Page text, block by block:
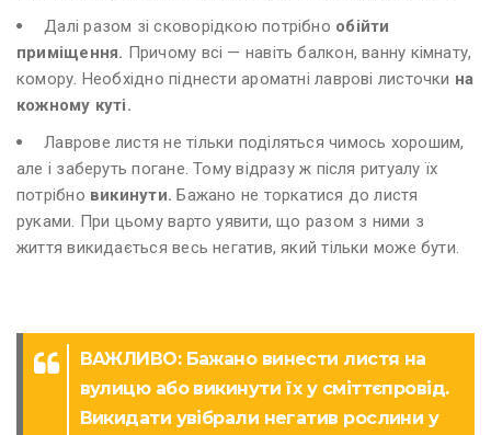
Далі разом зі сковорідкою потрібно обійти
приміщення. Причому всі — навіть балкон, ванну кімнату,
комору. Необхідно піднести ароматні лаврові листочки на
кожному куті.
Лаврове листя не тільки поділяться чимось хорошим,
але і заберуть погане. Тому відразу ж після ритуалу їх
потрібно викинути.Бажано не торкатися до листя
руками. При цьому варто уявити, що разом з ними з
життя викидається весь негатив, який тільки може бути.
ВАЖЛИВО: Бажано винести листя на
вулицю або викинути їх у сміттєпровід.
Викидати увібрали негатив рослини у